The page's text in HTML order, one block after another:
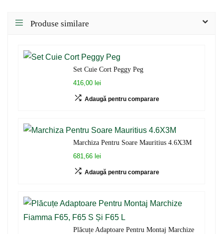
Produse similare
Set Cuie Cort Peggy Peg
416,00 lei
Adaugă pentru comparare
Marchiza Pentru Soare Mauritius 4.6X3M
681,66 lei
Adaugă pentru comparare
Plăcuțe Adaptoare Pentru Montaj Marchize